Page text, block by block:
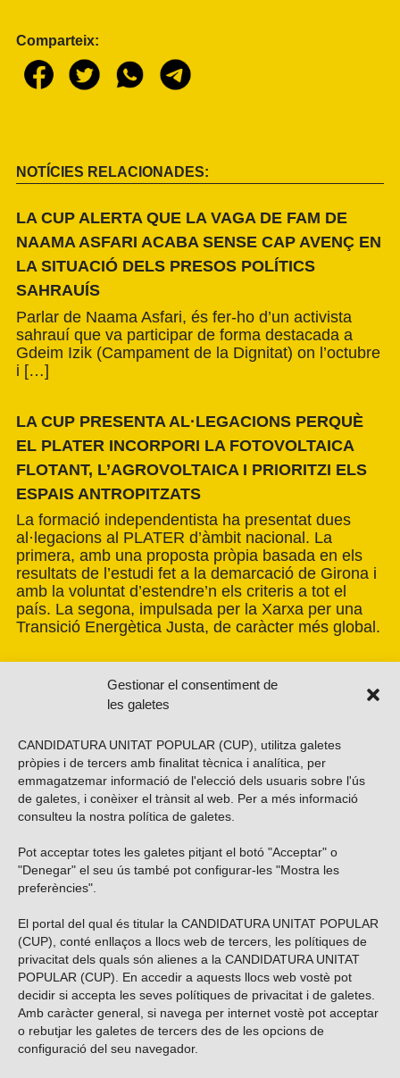
Gestionar el consentiment de
les galetes
CANDIDATURA UNITAT POPULAR (CUP), utilitza galetes
pròpies i de tercers amb finalitat tècnica i analítica, per
emmagatzemar informació de l'elecció dels usuaris sobre l'ús
de galetes, i conèixer el trànsit al web. Per a més informació
consulteu la nostra política de galetes
Pot acceptar totes les galetes pitjant el botó "Acceptar" o
"Denegar" el seu ús també pot configurar-les "Mostra les
preferències".
El portal del qual és titular la CANDIDATURA UNITAT POPULAR
(CUP), conté enllaços a llocs web de tercers, les polítiques de
privacitat dels quals són alienes a la CANDIDATURA UNITAT
POPULAR (CUP). En accedir a aquests llocs web vostè pot
decidir si accepta les seves polítiques de privacitat i de galetes.
Amb caràcter general, si navega per internet vostè pot acceptar
o rebutjar les galetes de tercers des de les opcions de
configuració del seu navegador.
Comparteix:
NOTÍCIES RELACIONADES:
LA CUP ALERTA QUE LA VAGA DE FAM DE
NAAMA ASFARI ACABA SENSE CAP AVENÇ EN
LA SITUACIÓ DELS PRESOS POLÍTICS
SAHRAUÍS
Parlar de Naama Asfari, és fer-ho d’un activista
sahrauí que va participar de forma destacada a
Gdeim Izik (Campament de la Dignitat) on l’octubre
i […]
LA CUP PRESENTA AL·LEGACIONS PERQUÈ
EL PLATER INCORPORI LA FOTOVOLTAICA
FLOTANT, L’AGROVOLTAICA I PRIORITZI ELS
ESPAIS ANTROPITZATS
La formació independentista ha presentat dues
al·legacions al PLATER d’àmbit nacional. La
primera, amb una proposta pròpia basada en els
resultats de l’estudi fet a la demarcació de Girona i
amb la voluntat d’estendre’n els criteris a tot el
país. La segona, impulsada per la Xarxa per una
Transició Energètica Justa, de caràcter més global.
Vols subscriure’t al nostre butlletí?
ENVIAR
Troba’ns a les xarxes socials